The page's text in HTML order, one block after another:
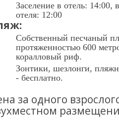
Заселение в отель: 14:00,
отеля: 12:00
Собственный песчаный
протяженностью 600
коралловый риф.
Зонтики, шезлонги,
- бесплатно.
за одного